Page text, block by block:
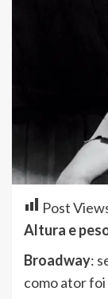
Post
Altura e
Broadway:
como ator foi